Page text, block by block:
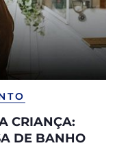
CRIANÇA:
DE BANHO